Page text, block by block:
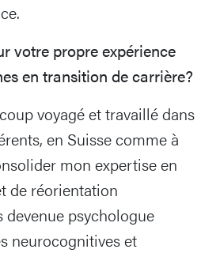
votre propre expérience
en transition de carrière?
voyagé et travaillé dans
en Suisse comme à
mon expertise en
de réorientation
devenue psychologue
neurocognitives et